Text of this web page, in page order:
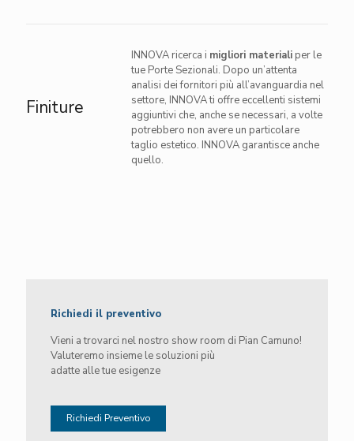
Finiture
INNOVA ricerca i migliori materiali per le
tue Porte Sezionali. Dopo un’attenta
analisi dei fornitori più all’avanguardia nel
settore, INNOVA ti offre eccellenti sistemi
aggiuntivi che, anche se necessari, a volte
potrebbero non avere un particolare
taglio estetico. INNOVA garantisce anche
quello.
Richiedi il preventivo
Vieni a trovarci nel nostro show room di Pian Camuno!
Valuteremo insieme le soluzioni più
adatte alle tue esigenze
Richiedi Preventivo